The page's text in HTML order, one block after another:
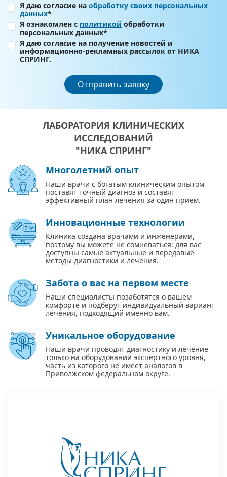
Я даю согласие на обработку своих персональных
данных*
Я ознакомлен с политикой обработки
персональных данных*
Я даю согласие на получение новостей и
информационно-рекламных рассылок от НИКА
СПРИНГ.
Отправить заявку
ЛАБОРАТОРИЯ КЛИНИЧЕСКИХ
ИССЛЕДОВАНИЙ
"НИКА СПРИНГ"
Многолетний опыт
Наши врачи с богатым клиническим опытом
поставят точный диагноз и составят
эффективный план лечения за один прием.
Инновационные технологии
Клиника создана врачами и инженерами,
поэтому вы можете не сомневаться: для вас
доступны самые актуальные и передовые
методы диагностики и лечения.
Забота о вас на первом месте
Наши специалисты позаботятся о вашем
комфорте и подберут индивидуальный вариант
лечения, подходящий именно вам.
Уникальное оборудование
Наши врачи проводят диагностику и лечение
только на оборудовании экспертного уровня,
часть из которого не имеет аналогов в
Приволжском федеральном округе.